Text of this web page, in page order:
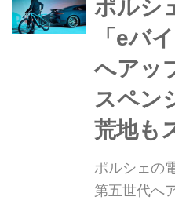
ポルシ
「eバ
へアッ
スペン
荒地も
ポルシェの
第五世代へ